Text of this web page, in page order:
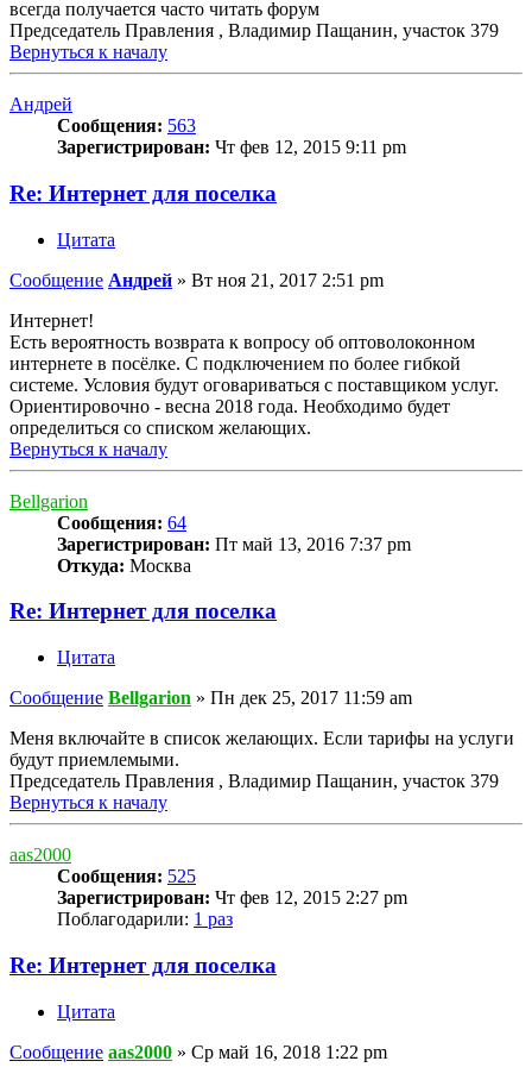
всегда получается часто читать форум
Председатель Правления , Владимир Пащанин, участок 379
Вернуться к началу
Андрей
Сообщения: 563
Зарегистрирован: Чт фев 12, 2015 9:11 pm
Re: Интернет для поселка
Цитата
Сообщение Андрей » Вт ноя 21, 2017 2:51 pm
Интернет!
Есть вероятность возврата к вопросу об оптоволоконном
интернете в посёлке. С подключением по более гибкой
системе. Условия будут оговариваться с поставщиком услуг.
Ориентировочно - весна 2018 года. Необходимо будет
определиться со списком желающих.
Вернуться к началу
Bellgarion
Сообщения: 64
Зарегистрирован: Пт май 13, 2016 7:37 pm
Откуда: Москва
Re: Интернет для поселка
Цитата
Сообщение Bellgarion » Пн дек 25, 2017 11:59 am
Меня включайте в список желающих. Если тарифы на услуги
будут приемлемыми.
Председатель Правления , Владимир Пащанин, участок 379
Вернуться к началу
aas2000
Сообщения: 525
Зарегистрирован: Чт фев 12, 2015 2:27 pm
Поблагодарили: 1 раз
Re: Интернет для поселка
Цитата
Сообщение aas2000 » Ср май 16, 2018 1:22 pm